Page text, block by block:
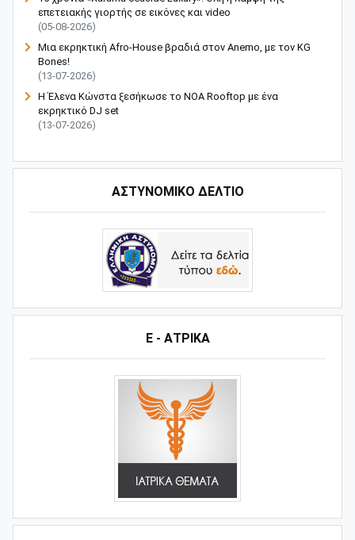
επετειακής γιορτής σε εικόνες και video
(05-08-2026)
Μια εκρηκτική Afro-House βραδιά στον Anemo, με τον KG
Bones!
(13-07-2026)
Η Έλενα Κώνστα ξεσήκωσε το NOA Rooftop με ένα
εκρηκτικό DJ set
(13-07-2026)
ΑΣΤΥΝΟΜΙΚΟ ΔΕΛΤΙΟ
Ε - ΑΤΡΙΚΑ